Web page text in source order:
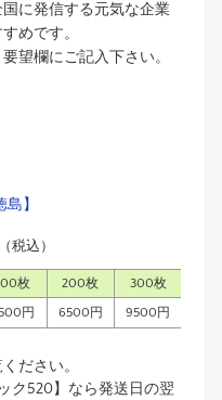
に発信する元気な企業
めです。
望欄にご記入下さい。
】
（税込）
枚 200枚 300枚
円 6500円 9500円
ださい。
ク520】なら発送日の翌